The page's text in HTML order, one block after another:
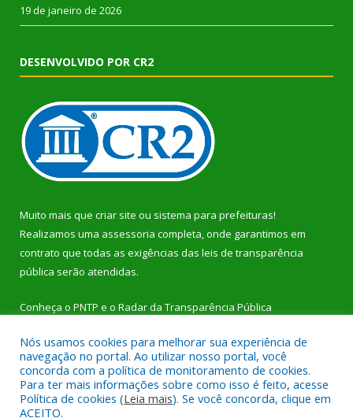
19 de janeiro de 2026
DESENVOLVIDO POR CR2
Muito mais que criar site ou sistema para prefeituras!
Realizamos uma assessoria completa, onde garantimos em
contrato que todas as exigências das leis de transparência
pública serão atendidas.
Conheça o PNTP e o Radar da Transparência Pública
Todos os direitos reservados a Prefeitura Municipal de Dom
Eliseu.
Nós usamos cookies para melhorar sua experiência de
navegação no portal. Ao utilizar nosso portal, você
concorda com a política de monitoramento de cookies.
Para ter mais informações sobre como isso é feito, acesse
Política de cookies (Leia mais). Se você concorda, clique em
ACEITO.